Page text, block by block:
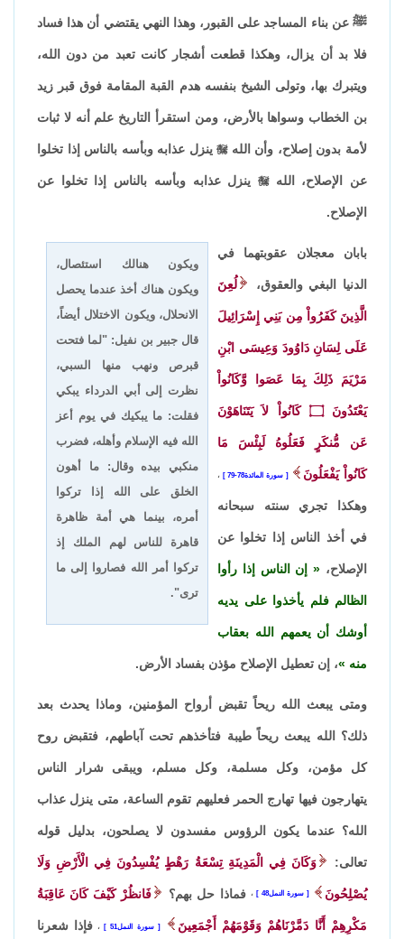
ﷺ عن بناء المساجد على القبور، وهذا النهي يقتضي أن هذا فساد
فلا بد أن يزال، وهكذا قطعت أشجار كانت تعبد من دون الله،
ويتبرك بها، وتولى الشيخ بنفسه هدم القبة المقامة فوق قبر زيد
بن الخطاب وسواها بالأرض، ومن استقرأ التاريخ علم أنه لا ثبات
لأمة بدون إصلاح، وأن اللهينزل عذابه وبأسه بالناس إذا تخلوا
عن الإصلاح، الله ينزل عذابه وبأسه بالناس إذا تخلوا عن
الإصلاح.
ويكون هنالك استئصال،
ويكون هناك أخذ عندما يحصل
الانحلال، ويكون الاختلال أيضاً،
قال جبير بن نفيل: "لما فتحت
قبرص ونهب منها السبي،
نظرت إلى أبي الدرداء يبكي
فقلت: ما يبكيك في يوم أعز
الله فيه الإسلام وأهله، فضرب
منكبي بيده وقال: ما أهون
الخلق على الله إذا تركوا
أمره، بينما هي أمة ظاهرة
قاهرة للناس لهم الملك إذ
تركوا أمر الله فصاروا إلى ما
ترى".
بابان معجلان عقوبتهما في
الدنيا البغي والعقوق، لُعِنَ
الَّذِينَ كَفَرُواْ مِن بَنِي إِسْرَائِيلَ
عَلَى لِسَانِ دَاوُودَ وَعِيسَى ابْنِ
مَرْيَمَ ذَلِكَ بِمَا عَصَوا وَّكَانُواْ
يَعْتَدُونَ ۝ كَانُواْ لاَ يَتَنَاهَوْنَ
عَن مُّنكَرٍ فَعَلُوهُ لَبِئْسَ مَا
كَانُواْ يَفْعَلُونَ سورة المائدة78-79 ،
وهكذا تجري سنته سبحانه
في أخذ الناس إذا تخلوا عن
الإصلاح، إن الناس إذا رأوا
الظالم فلم يأخذوا على يديه
أوشك أن يعمهم الله بعقاب
منه ، إن تعطيل الإصلاح مؤذن بفساد الأرض.
ومتى يبعث الله ريحاً تقبض أرواح المؤمنين، وماذا يحدث بعد
ذلك؟ الله يبعث ريحاً طيبة فتأخذهم تحت آباطهم، فتقبض روح
كل مؤمن، وكل مسلمة، وكل مسلم، ويبقى شرار الناس
يتهارجون فيها تهارج الحمر فعليهم تقوم الساعة، متى ينزل عذاب
الله؟ عندما يكون الرؤوس مفسدون لا يصلحون، بدليل قوله
تعالى: وَكَانَ فِي الْمَدِينَةِ تِسْعَةُ رَهْطٍ يُفْسِدُونَ فِي الْأَرْضِ وَلَا
يُصْلِحُونَ سورة النمل48 ، فماذا حل بهم؟ فَانظُرْ كَيْفَ كَانَ عَاقِبَةُ
مَكْرِهِمْ أَنَّا دَمَّرْنَاهُمْ وَقَوْمَهُمْ أَجْمَعِينَ سورة النمل51 ، فإذا شعرنا